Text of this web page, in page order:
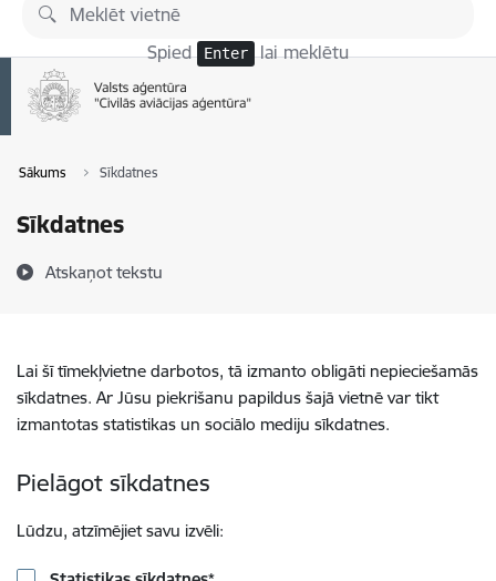
Pāriet uz lapas saturu
Spied Enter lai meklētu
Sākums Sīkdatnes
Sīkdatnes
Atskaņot tekstu
Lai šī tīmekļvietne darbotos, tā izmanto obligāti nepieciešamās
sīkdatnes. Ar Jūsu piekrišanu papildus šajā vietnē var tikt
izmantotas statistikas un sociālo mediju sīkdatnes.
Pielāgot sīkdatnes
Lūdzu, atzīmējiet savu izvēli: